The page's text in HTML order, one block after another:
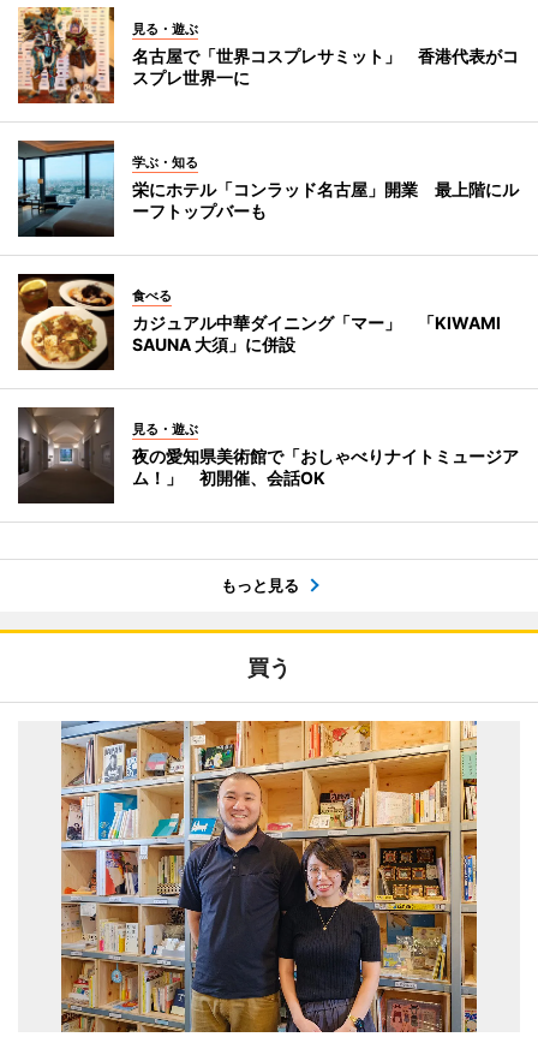
見る・遊ぶ
名古屋で「世界コスプレサミット」 香港代表がコ
スプレ世界一に
学ぶ・知る
栄にホテル「コンラッド名古屋」開業 最上階にル
ーフトップバーも
食べる
カジュアル中華ダイニング「マー」 「KIWAMI
SAUNA 大須」に併設
見る・遊ぶ
夜の愛知県美術館で「おしゃべりナイトミュージア
ム！」 初開催、会話OK
もっと見る
買う